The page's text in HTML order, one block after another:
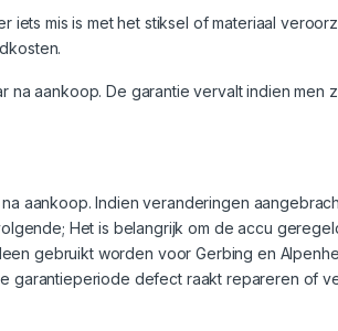
mis is met het stiksel of materiaal
aankoop. De garantie vervalt indien men
aankoop. Indien veranderingen
Het is belangrijk om de accu
gebruikt worden voor Gerbing en
garantieperiode defect raakt repareren of